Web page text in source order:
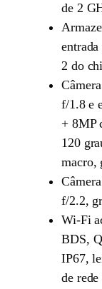
de 2
2 do
f/1.8 e
+ 8MP
120
macro,
f/2.2,
Wi-Fi
BDS,
IP67,
de